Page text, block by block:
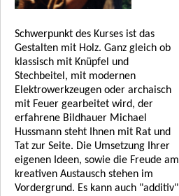
Schwerpunkt des Kurses ist das
Gestalten mit Holz. Ganz gleich ob
klassisch mit Knüpfel und
Stechbeitel, mit modernen
Elektrowerkzeugen oder archaisch
mit Feuer gearbeitet wird, der
erfahrene Bildhauer Michael
Hussmann steht Ihnen mit Rat und
Tat zur Seite. Die Umsetzung Ihrer
eigenen Ideen, sowie die Freude am
kreativen Austausch stehen im
Vordergrund. Es kann auch "additiv"